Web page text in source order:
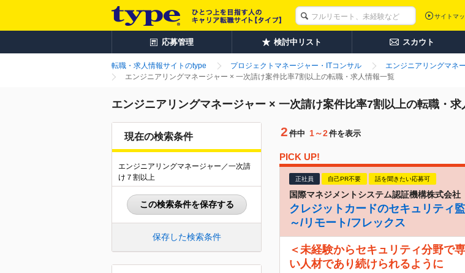
サイトマ
応募管理 検討中リスト スカウト
転職・求人情報サイトのtype プロジェクトマネージャー・ITコンサル エンジニアリングマネ
エンジニアリングマネージャー × 一次請け案件比率7割以上の転職・求人情報一覧
エンジニアリングマネージャー × 一次請け案件比率7割以上の転職・求
現在の検索条件
エンジニアリングマネージャー／一次請
け７割以上
この検索条件を保存する
保存した検索条件
2 件中 1～2件を表示
PICK UP!
正社員 自己PR不要 話を聞きたい応募可
国際マネジメントシステム認証機構株式会社
クレジットカードのセキュリティ
～/リモート/フレックス
＜未経験からセキュリティ分野で
い人材であり続けられるように